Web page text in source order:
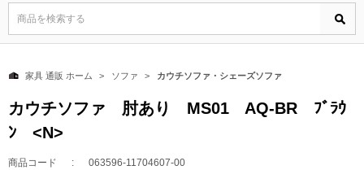
商品を検索する
家具 通販 ホーム ソファ カウチソファ・シェーズソファ
カウチソファ 肘あり MS01 AQ-BR ﾌﾞﾗｳ
ﾝ <N>
商品コード 063596-11704607-00